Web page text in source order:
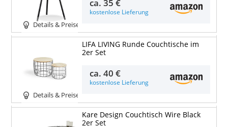
Details & Preise
kostenlose Lieferung
Details & Preise
LIFA LIVING Runde Couchtische im
2er Set
ca.40 €
kostenlose Lieferung
Kare Design Couchtisch Wire Black
2er Set